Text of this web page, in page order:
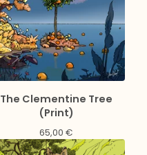
The Clementine Tree
(Print)
65,00 €